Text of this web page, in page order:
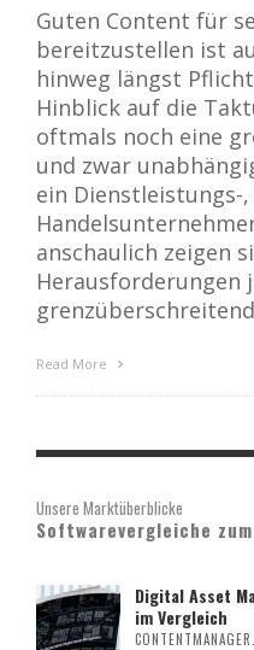
Guten Content für
bereitzustellen ist
hinweg längst
Hinblick auf die
oftmals noch eine
und zwar
ein Dienstleistungs-
anschaulich zeigen
Herausforderungen
Read More
Unsere Marktüberblicke
Softwarevergleiche
Digital Asset
im Vergleich